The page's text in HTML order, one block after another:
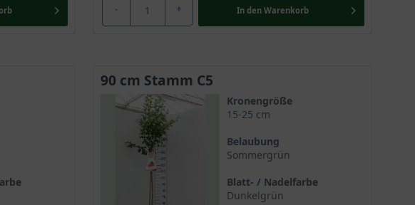
ihre Verwendung. Ihre Inhaltsstoffe gelten als
vereinzelt gemahlen als Tee- und Tabakersatz verwendet.
- + In den Warenkorb
90 cm Stamm C5
Kronengröße
15-25 cm
Belaubung
Sommergrün
Blatt- / Nadelfarbe
Dunkelgrün